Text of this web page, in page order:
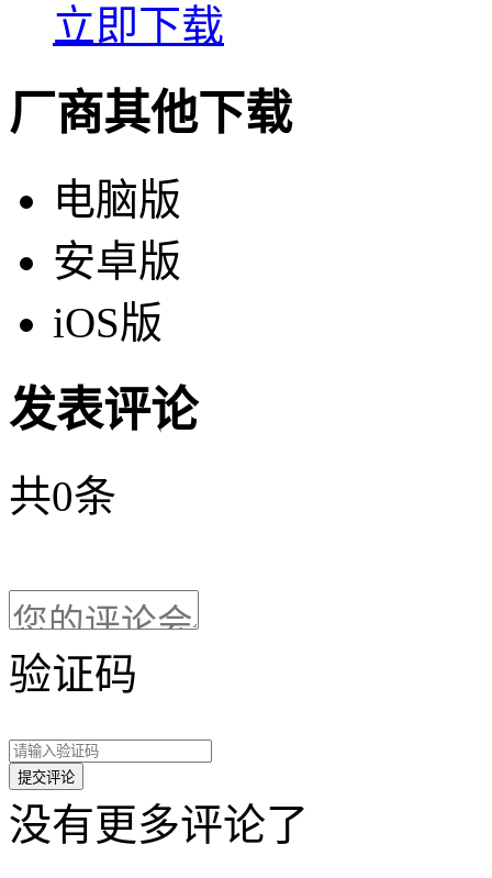
立即下载
厂商其他下载
电脑版
安卓版
iOS版
发表评论
共0条
验证码
没有更多评论了